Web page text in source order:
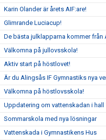
Karin Olander är årets AIF:are!
Glimrande Luciacup!
De bästa julklapparna kommer från
Välkomna på jullovsskola!
Aktiv start på höstlovet!
Är du Alingsås IF Gymnastiks nya
Välkomna på höstlovsskola!
Uppdatering om vattenskadan i hall
Sommarskola med nya lösningar
Vattenskada i Gymnastikens Hus